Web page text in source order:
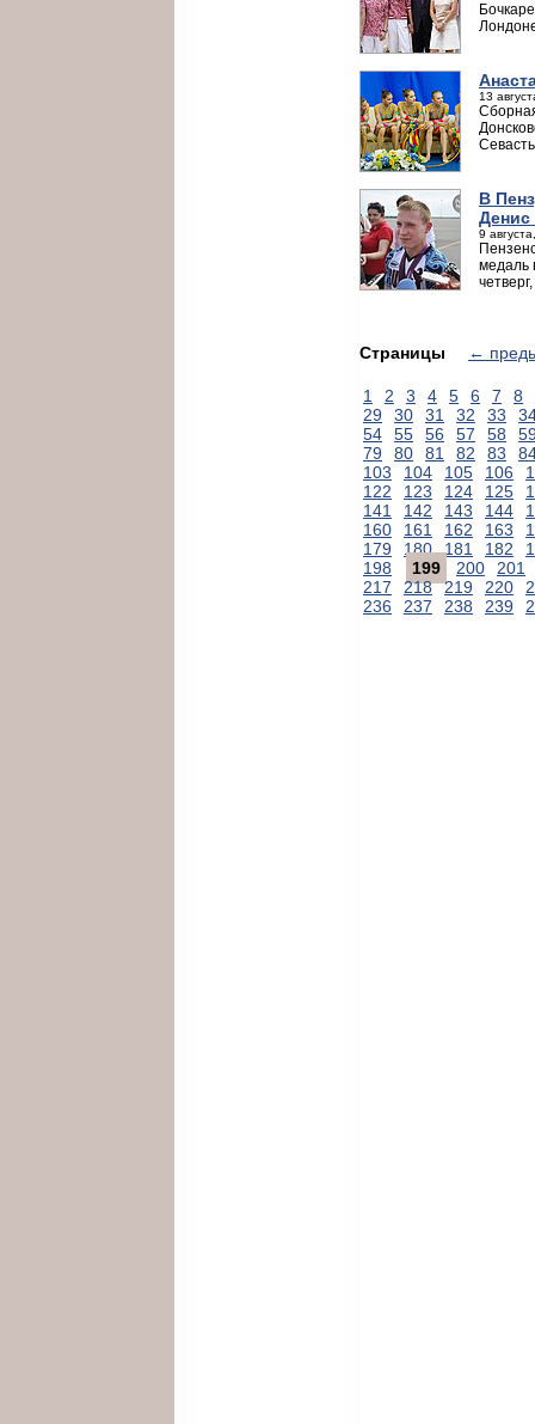
13
В
Денис
9
медаль
Страницы ←
1 2 3 4 5 6 7
8
29
30 31 32 33
54
55 56 57 58
79
80 81 82 83
103
104 105 106
122
123 124 125
141
142 143 144
160
161 162 163
179
180 181 182
198
199 200
201
217
218 219 220
236
237 238 239